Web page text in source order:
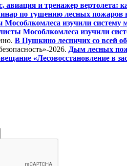
авиация и тренажер вертолета:
по тушению лесных пожаров
Мособлкомлеса изучили систему
Мособлкомлеса изучили
В Пушкино лесничих со всей
2026. Дым лесных
«Лесовосстановление в